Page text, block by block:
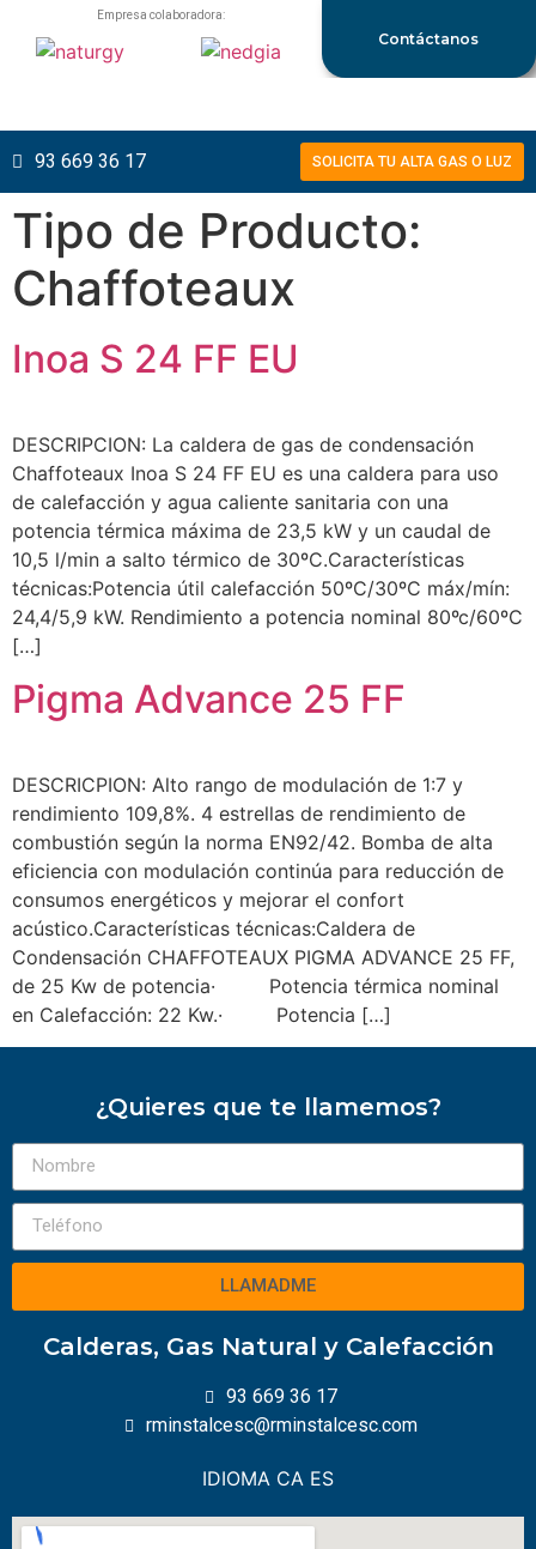
Empresa colaboradora:
Contáctanos
93 669 36 17 SOLICITA TU ALTA GAS O LUZ
Tipo de Producto:
Chaffoteaux
Inoa S 24 FF EU
DESCRIPCION: La caldera de gas de condensación
Chaffoteaux Inoa S 24 FF EU es una caldera para uso
de calefacción y agua caliente sanitaria con una
potencia térmica máxima de 23,5 kW y un caudal de
10,5 l/min a salto térmico de 30ºC.Características
técnicas:Potencia útil calefacción 50ºC/30ºC máx/mín:
24,4/5,9 kW. Rendimiento a potencia nominal 80ºc/60ºC
[…]
Pigma Advance 25 FF
DESCRICPION: Alto rango de modulación de 1:7 y
rendimiento 109,8%. 4 estrellas de rendimiento de
combustión según la norma EN92/42. Bomba de alta
eficiencia con modulación continúa para reducción de
consumos energéticos y mejorar el confort
acústico.Características técnicas:Caldera de
Condensación CHAFFOTEAUX PIGMA ADVANCE 25 FF,
de 25 Kw de potencia· Potencia térmica nominal
en Calefacción: 22 Kw.· Potencia […]
¿Quieres que te llamemos?
LLAMADME
Calderas, Gas Natural y Calefacción
93 669 36 17
rminstalcesc@rminstalcesc.com
IDIOMA CA ES